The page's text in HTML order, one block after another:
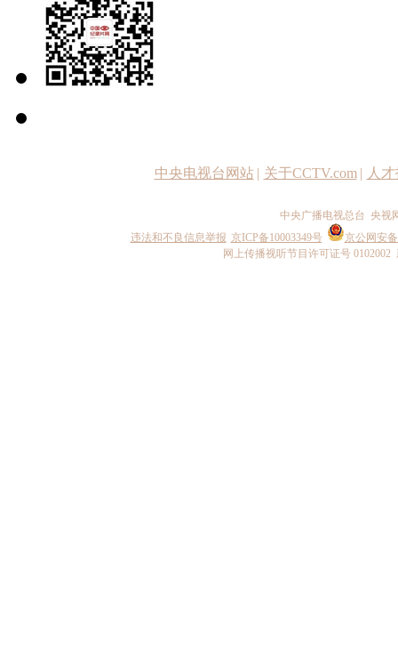
中央电视台网站 | 关于CCTV.com | 人
中央广播电视总台 央视
违法和不良信息举报 京ICP备10003349号
京公网安备
网上传播视听节目许可证号 0102002